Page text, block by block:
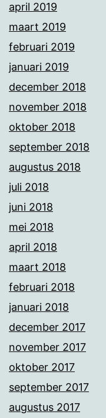
april 2019
maart 2019
februari 2019
januari 2019
december 2018
november 2018
oktober 2018
september 2018
augustus 2018
juli 2018
juni 2018
mei 2018
april 2018
maart 2018
februari 2018
januari 2018
december 2017
november 2017
oktober 2017
september 2017
augustus 2017